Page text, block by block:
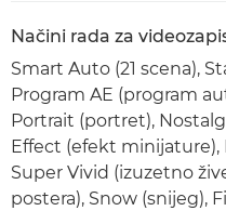
Načini rada za
Smart Auto (21 scena),
Program AE (program
Portrait (portret),
Effect (efekt
Super Vivid (izuzetno
postera), Snow (snijeg),